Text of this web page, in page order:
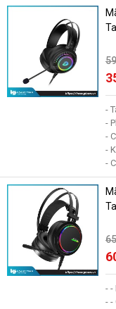
-
-
-
-
-
- -
- -